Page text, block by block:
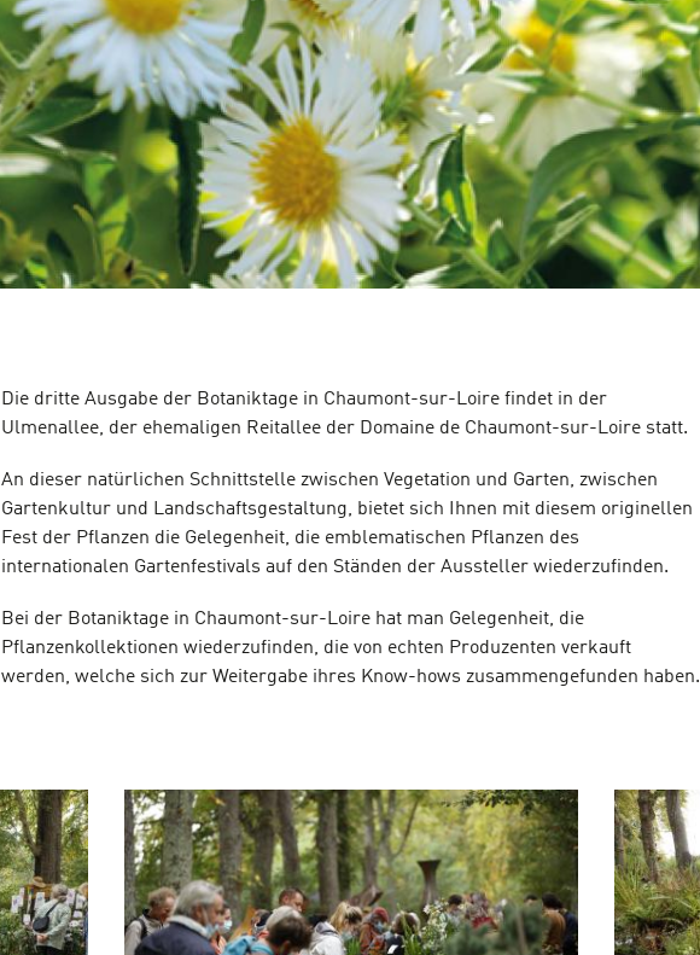
Die dritte Ausgabe der Botaniktage in Chaumont-sur-Loire findet in der
Ulmenallee, der ehemaligen Reitallee der Domaine de Chaumont-sur-Loire statt.
An dieser natürlichen Schnittstelle zwischen Vegetation und Garten, zwischen
Gartenkultur und Landschaftsgestaltung, bietet sich Ihnen mit diesem originellen
Fest der Pflanzen die Gelegenheit, die emblematischen Pflanzen des
internationalen Gartenfestivals auf den Ständen der Aussteller wiederzufinden.
Bei der Botaniktage in Chaumont-sur-Loire hat man Gelegenheit, die
Pflanzenkollektionen wiederzufinden, die von echten Produzenten verkauft
werden, welche sich zur Weitergabe ihres Know-hows zusammengefunden haben.